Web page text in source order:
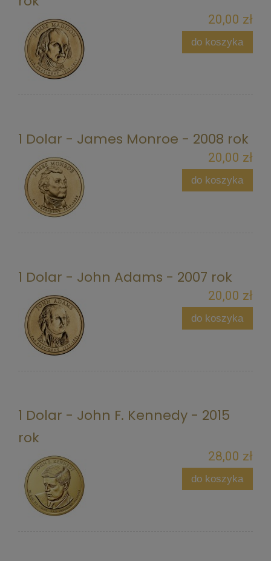
20,00 zł
do koszyka
1 Dolar - James Monroe - 2008 rok
20,00 zł
do koszyka
1 Dolar - John Adams - 2007 rok
20,00 zł
do koszyka
1 Dolar - John F. Kennedy - 2015
rok
28,00 zł
do koszyka